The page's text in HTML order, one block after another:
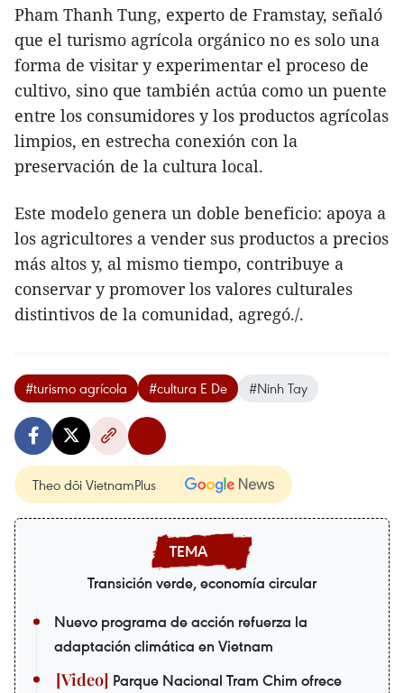
Pham Thanh Tung, experto de Framstay, señaló
que el turismo agrícola orgánico no es solo una
forma de visitar y experimentar el proceso de
cultivo, sino que también actúa como un puente
entre los consumidores y los productos agrícolas
limpios, en estrecha conexión con la
preservación de la cultura local.
Este modelo genera un doble beneficio: apoya a
los agricultores a vender sus productos a precios
más altos y, al mismo tiempo, contribuye a
conservar y promover los valores culturales
distintivos de la comunidad, agregó./.
#turismo agrícola #cultura E De #Ninh Tay
Theo dõi VietnamPlus
Transición verde, economía circular
Nuevo programa de acción refuerza la
adaptación climática en Vietnam
Parque Nacional Tram Chim ofrece